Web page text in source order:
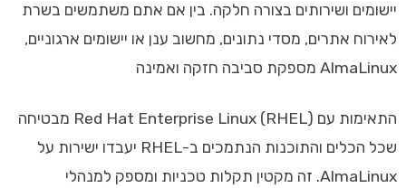
יישומים ושירותים בצורה חלקה. בין אם אתם משתמשים בשרת
לאירוח אתרים, מסדי נתונים, מחשוב ענן או יישומים ארגוניים,
AlmaLinux מספקת סביבה חזקה ואמינה
התאימות עם Red Hat Enterprise Linux (RHEL) מבטיחה
שכל הכלים והתוכנות הנתמכים ב-RHEL יעבדו ישירות על
AlmaLinux. זה מקטין תקלות טכניות ומספק למנהלי